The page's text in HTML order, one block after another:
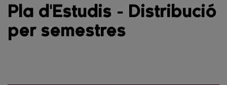
Pla d'Estudis - Distribució
per semestres